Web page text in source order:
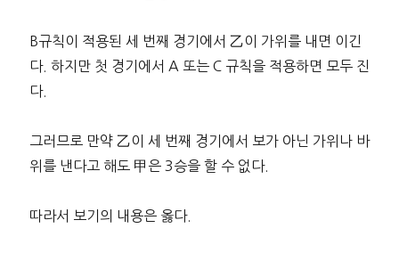
B규칙이 적용된 세 번째 경기에서 乙이 가위를 내면 이긴
다. 하지만 첫 경기에서 A 또는 C 규칙을 적용하면 모두 진
다.
그러므로 만약 乙이 세 번째 경기에서 보가 아닌 가위나 바
위를 낸다고 해도 甲은 3승을 할 수 없다.
따라서 보기의 내용은 옳다.